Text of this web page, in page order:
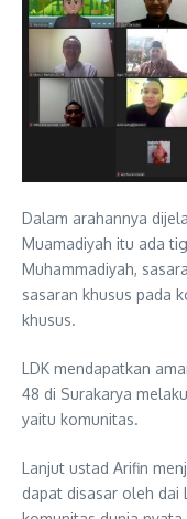
Dalam arahannya
Muamadiyah itu ada
Muhammadiyah,
sasaran khusus pada
khusus.
LDK mendapatkan
48 di Surakarya
yaitu komunitas.
Lanjut ustad Arifin
dapat disasar oleh dai